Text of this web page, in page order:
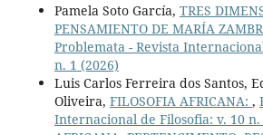
Pamela Soto García, TRES
PENSAMIENTO DE MARÍA
Problemata - Revista
n. 1 (2026)
Luis Carlos Ferreira dos Santos,
Oliveira, FILOSOFIA AFRICANA: ,
Internacional de Filosofia: v. 10 n.